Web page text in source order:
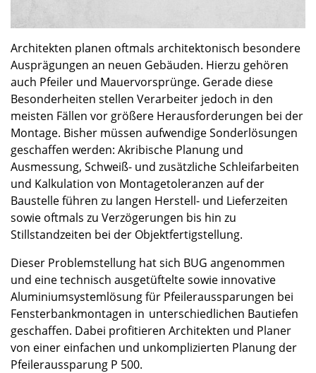
Architekten planen oftmals architektonisch besondere
Ausprägungen an neuen Gebäuden. Hierzu gehören
auch Pfeiler und Mauervorsprünge. Gerade diese
Besonderheiten stellen Verarbeiter jedoch in den
meisten Fällen vor größere Herausforderungen bei der
Montage. Bisher müssen aufwendige Sonderlösungen
geschaffen werden: Akribische Planung und
Ausmessung, Schweiß- und zusätzliche Schleifarbeiten
und Kalkulation von Montagetoleranzen auf der
Baustelle führen zu langen Herstell- und Lieferzeiten
sowie oftmals zu Verzögerungen bis hin zu
Stillstandzeiten bei der Objektfertigstellung.
Dieser Problemstellung hat sich BUG angenommen
und eine technisch ausgetüftelte sowie innovative
Aluminiumsystemlösung für Pfeileraussparungen bei
Fensterbankmontagen in unterschiedlichen Bautiefen
geschaffen. Dabei profitieren Architekten und Planer
von einer einfachen und unkomplizierten Planung der
Pfeileraussparung P 500.